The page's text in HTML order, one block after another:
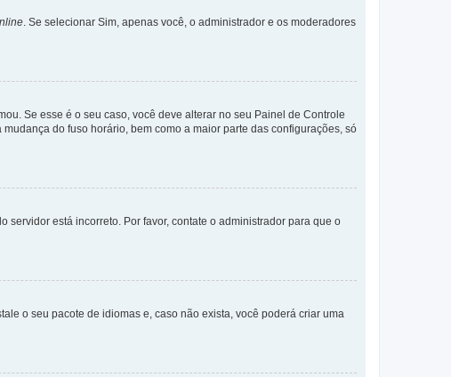
. Se selecionar Sim, apenas você, o administrador e os moderadores
Se esse é o seu caso, você deve alterar no seu Painel de Controle
do fuso horário, bem como a maior parte das configurações, só
está incorreto. Por favor, contate o administrador para que o
o seu pacote de idiomas e, caso não exista, você poderá criar uma